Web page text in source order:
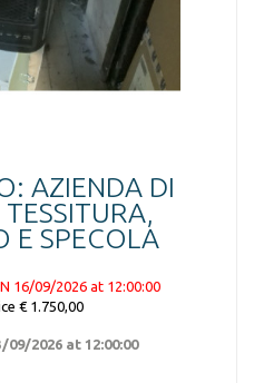
AZIENDA DI
E SPECOLA
16/09/2026 at 12:00:00
€ 1.750,00
09/2026 at 12:00:00